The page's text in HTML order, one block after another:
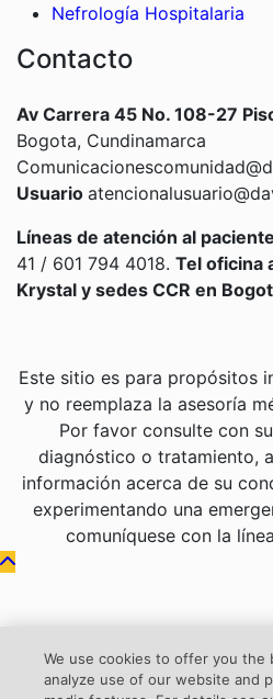
Nefrología Hospitalaria
Contacto
Av Carrera 45 No. 108-27
Bogota, Cundinamarca
Usuario
Líneas de atención al
41 / 601 794 4018. Tel oficina
Krystal y sedes CCR en
Este sitio es para propósitos
y no reemplaza la asesoría
Por favor consulte con
diagnóstico o tratamiento,
información acerca de su
experimentando una
comuníquese con la
We use cookies to offer you the
analyze use of our website and